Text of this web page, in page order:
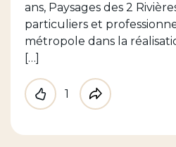
ans, Paysages des 2
particuliers et
métropole dans la
[…]
Like
1
Partager